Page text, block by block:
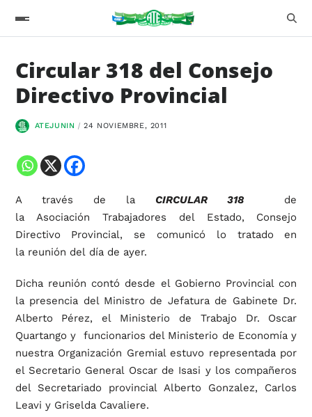
Circular 318 del Consejo
Directivo Provincial
ATEJUNIN 24 NOVIEMBRE, 2011
A través de la CIRCULAR 318de
la Asociación Trabajadores del Estado, Consejo
Directivo Provincial, se comunicó lo tratado en
la reunión del día de ayer.
Dicha reunión contó desde el Gobierno Provincial con
la presencia del Ministro de Jefatura de Gabinete Dr.
Alberto Pérez, el Ministerio de Trabajo Dr. Oscar
Quartango y funcionarios del Ministerio de Economía y
nuestra Organización Gremial estuvo representada por
el Secretario General Oscar de Isasi y los compañeros
del Secretariado provincial Alberto Gonzalez, Carlos
Leavi y Griselda Cavaliere.